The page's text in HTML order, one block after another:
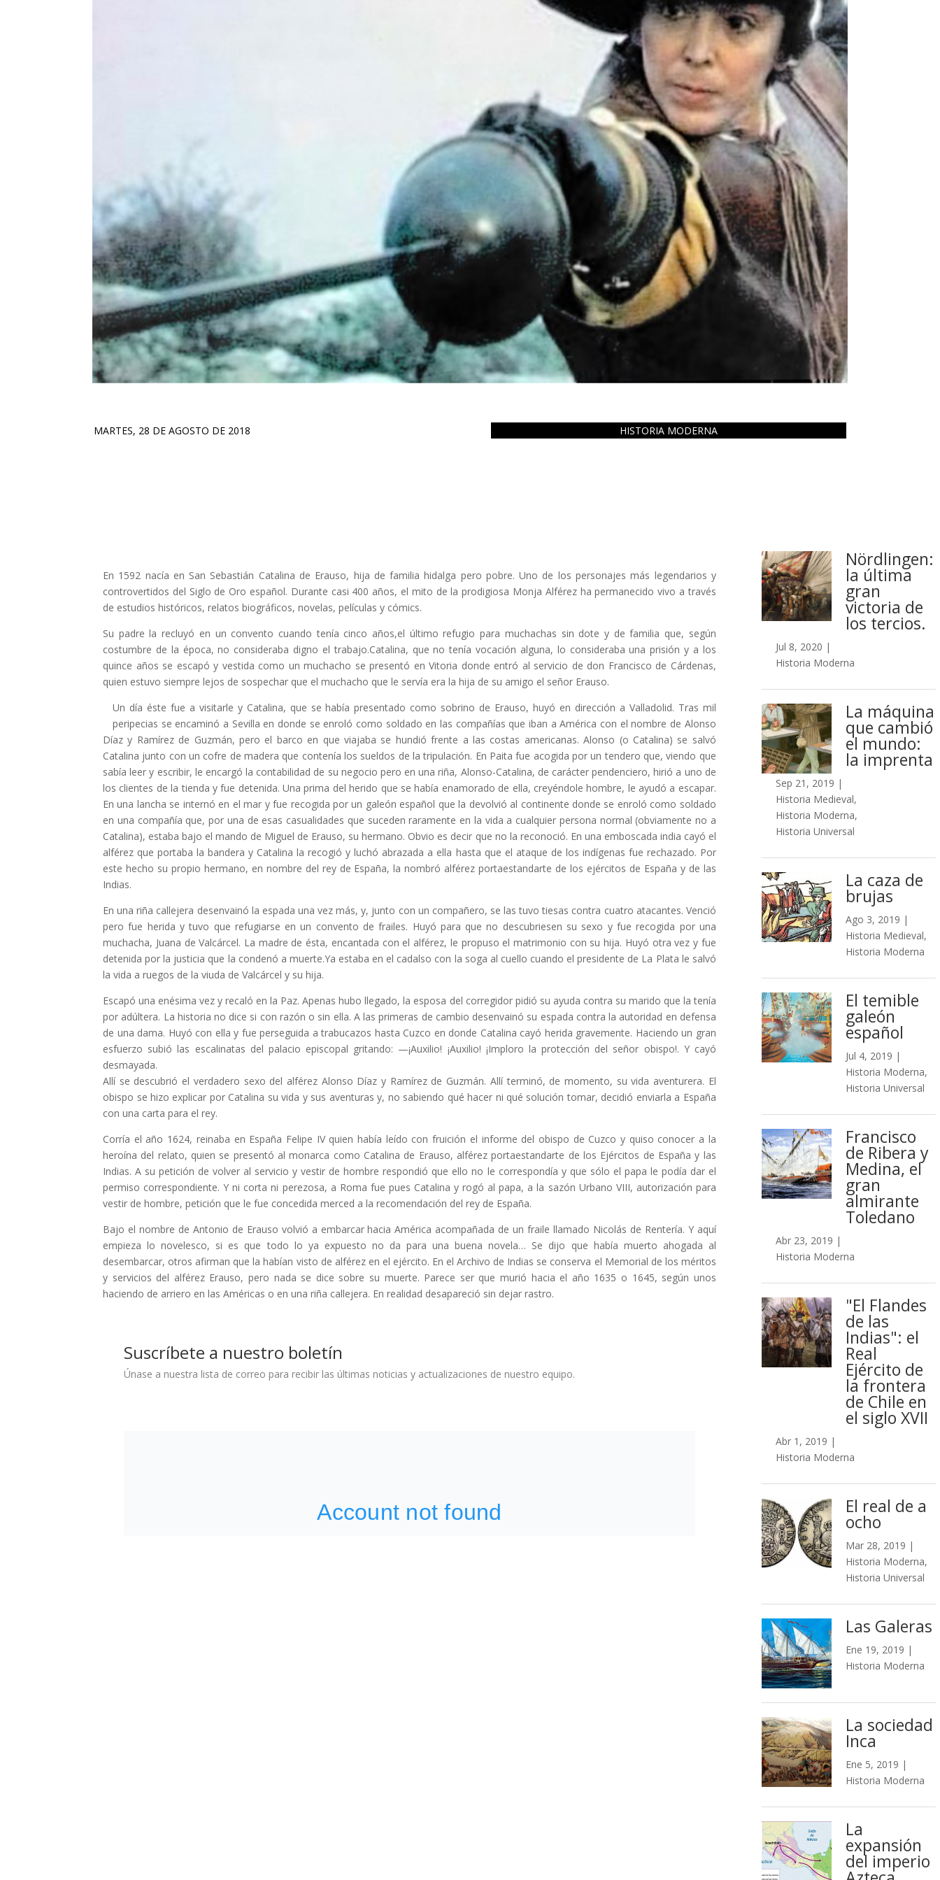
MARTES, 28 DE AGOSTO DE 2018 HISTORIA MODERNA
En 1592 nacía en San Sebastián Catalina de Erauso, hija de familia hidalga pero pobre. Uno de los personajes más legendarios y
controvertidos del Siglo de Oro español. Durante casi 400 años, el mito de la prodigiosa Monja Alférez ha permanecido vivo a través
de estudios históricos, relatos biográficos, novelas, películas y cómics.
Su padre la recluyó en un convento cuando tenía cinco años,el último refugio para muchachas sin dote y de familia que, según
costumbre de la época, no consideraba digno el trabajo.Catalina, que no tenía vocación alguna, lo consideraba una prisión y a los
quince años se escapó y vestida como un muchacho se presentó en Vitoria donde entró al servicio de don Francisco de Cárdenas,
quien estuvo siempre lejos de sospechar que el muchacho que le servía era la hija de su amigo el señor Erauso.
Un día éste fue a visitarle y Catalina, que se había presentado como sobrino de Erauso, huyó en dirección a Valladolid. Tras mil
peripecias se encaminó a Sevilla en donde se enroló como soldado en las compañías que iban a América con el nombre de Alonso
Díaz y Ramírez de Guzmán, pero el barco en que viajaba se hundió frente a las costas americanas. Alonso (o Catalina) se salvó
Catalina junto con un cofre de madera que contenía los sueldos de la tripulación. En Paita fue acogida por un tendero que, viendo que
sabía leer y escribir, le encargó la contabilidad de su negocio pero en una riña, Alonso-Catalina, de carácter pendenciero, hirió a uno de
los clientes de la tienda y fue detenida. Una prima del herido que se había enamorado de ella, creyéndole hombre, le ayudó a escapar.
En una lancha se internó en el mar y fue recogida por un galeón español que la devolvió al continente donde se enroló como soldado
en una compañía que, por una de esas casualidades que suceden raramente en la vida a cualquier persona normal (obviamente no a
Catalina), estaba bajo el mando de Miguel de Erauso, su hermano. Obvio es decir que no la reconoció. En una emboscada india cayó el
alférez que portaba la bandera y Catalina la recogió y luchó abrazada a ella hasta que el ataque de los indígenas fue rechazado. Por
este hecho su propio hermano, en nombre del rey de España, la nombró alférez portaestandarte de los ejércitos de España y de las
Indias.
En una riña callejera desenvainó la espada una vez más, y, junto con un compañero, se las tuvo tiesas contra cuatro atacantes. Venció
pero fue herida y tuvo que refugiarse en un convento de frailes. Huyó para que no descubriesen su sexo y fue recogida por una
muchacha, Juana de Valcárcel. La madre de ésta, encantada con el alférez, le propuso el matrimonio con su hija. Huyó otra vez y fue
detenida por la justicia que la condenó a muerte.Ya estaba en el cadalso con la soga al cuello cuando el presidente de La Plata le salvó
la vida a ruegos de la viuda de Valcárcel y su hija.
Escapó una enésima vez y recaló en la Paz. Apenas hubo llegado, la esposa del corregidor pidió su ayuda contra su marido que la tenía
por adúltera. La historia no dice si con razón o sin ella. A las primeras de cambio desenvainó su espada contra la autoridad en defensa
de una dama. Huyó con ella y fue perseguida a trabucazos hasta Cuzco en donde Catalina cayó herida gravemente. Haciendo un gran
esfuerzo subió las escalinatas del palacio episcopal gritando: —¡Auxilio! ¡Auxilio! ¡Imploro la protección del señor obispo!. Y cayó
desmayada.
Allí se descubrió el verdadero sexo del alférez Alonso Díaz y Ramírez de Guzmán. Allí terminó, de momento, su vida aventurera. El
obispo se hizo explicar por Catalina su vida y sus aventuras y, no sabiendo qué hacer ni qué solución tomar, decidió enviarla a España
con una carta para el rey.
Corría el año 1624, reinaba en España Felipe IV quien había leído con fruición el informe del obispo de Cuzco y quiso conocer a la
heroína del relato, quien se presentó al monarca como Catalina de Erauso, alférez portaestandarte de los Ejércitos de España y las
Indias. A su petición de volver al servicio y vestir de hombre respondió que ello no le correspondía y que sólo el papa le podía dar el
permiso correspondiente. Y ni corta ni perezosa, a Roma fue pues Catalina y rogó al papa, a la sazón Urbano VIII, autorización para
vestir de hombre, petición que le fue concedida merced a la recomendación del rey de España.
Bajo el nombre de Antonio de Erauso volvió a embarcar hacia América acompañada de un fraile llamado Nicolás de Rentería. Y aquí
empieza lo novelesco, si es que todo lo ya expuesto no da para una buena novela… Se dijo que había muerto ahogada al
desembarcar, otros afirman que la habían visto de alférez en el ejército. En el Archivo de Indias se conserva el Memorial de los méritos
y servicios del alférez Erauso, pero nada se dice sobre su muerte. Parece ser que murió hacia el año 1635 o 1645, según unos
haciendo de arriero en las Américas o en una riña callejera. En realidad desapareció sin dejar rastro.
Suscríbete a nuestro boletín
Únase a nuestra lista de correo para recibir las últimas noticias y actualizaciones de nuestro equipo.
Nördlingen:
la última
gran
victoria de
los tercios.
Jul 8, 2020 |
Historia Moderna
La máquina
que cambió
el mundo:
la imprenta
Sep 21, 2019 |
Historia Medieval,
Historia Moderna,
Historia Universal
La caza de
brujas
Ago 3, 2019 |
Historia Medieval,
Historia Moderna
El temible
galeón
español
Jul 4, 2019 |
Historia Moderna,
Historia Universal
Francisco
de Ribera y
Medina, el
gran
almirante
Toledano
Abr 23, 2019 |
Historia Moderna
"El Flandes
de las
Indias": el
Real
Ejército de
la frontera
de Chile en
el siglo XVII
Abr 1, 2019 |
Historia Moderna
El real de a
ocho
Mar 28, 2019 |
Historia Moderna,
Historia Universal
Las Galeras
Ene 19, 2019 |
Historia Moderna
La sociedad
Inca
Ene 5, 2019 |
Historia Moderna
La
expansión
del imperio